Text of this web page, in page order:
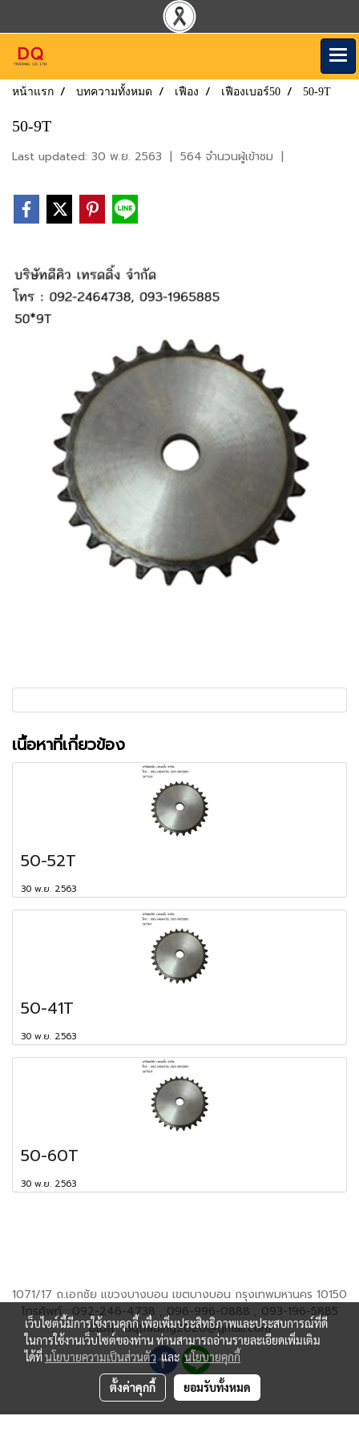
หน้าแรก บทความทั้งหมด เฟือง เฟืองเบอร์50 50-9T
50-9T
Last updated: 30 พ.ย. 2563 | 564 จำนวนผู้เข้าชม |
เนื้อหาที่เกี่ยวข้อง
50-52T
30 พ.ย. 2563
50-41T
30 พ.ย. 2563
50-60T
30 พ.ย. 2563
1071/17 ถ.เอกชัย แขวงบางบอน เขตบางบอน กรุงเทพมหานคร 10150
โทรศัพท์ : 092-246-4738 , 096-996-0888 , 093-196-5885
อีเมล์ : dqtrading2020@gmail.com
เว็บไซต์นี้มีการใช้งานคุกกี้ เพื่อเพิ่มประสิทธิภาพและประสบการณ์ที่ดี
ในการใช้งานเว็บไซต์ของท่าน ท่านสามารถอ่านรายละเอียดเพิ่มเติม
ได้ที่นโยบายความเป็นส่วนตัว และนโยบายคุกกี้
ตั้งค่าคุกกี้ ยอมรับทั้งหมด